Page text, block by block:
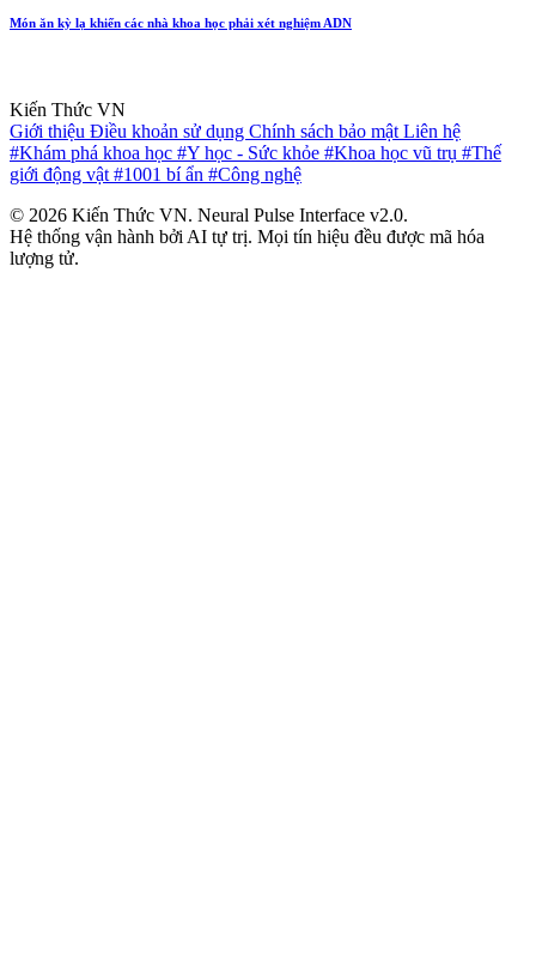
Món ăn kỳ lạ khiến các nhà khoa học phải xét nghiệm ADN
Kiến Thức VN
Giới thiệu Điều khoản sử dụng Chính sách bảo mật Liên hệ
#Khám phá khoa học #Y học - Sức khỏe #Khoa học vũ trụ #Thế
giới động vật #1001 bí ẩn #Công nghệ
© 2026 Kiến Thức VN. Neural Pulse Interface v2.0.
Hệ thống vận hành bởi AI tự trị. Mọi tín hiệu đều được mã hóa
lượng tử.